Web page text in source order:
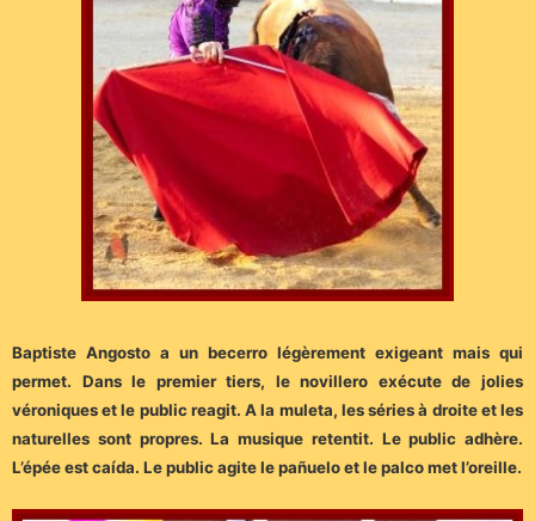
Baptiste Angosto a un becerro légèrement exigeant mais qui
permet. Dans le premier tiers, le novillero exécute de jolies
véroniques et le public reagit. A la muleta, les séries à droite et les
naturelles sont propres. La musique retentit. Le public adhère.
L’épée est caída. Le public agite le pañuelo et le palco met l’oreille.